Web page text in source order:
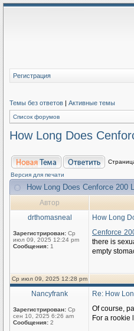
Регистрация
Темы без ответов | Активные темы
Список форумов
How Long Does
Версия для печати
How Long Does Cenforce 200
Автор
drthomasneal
Зарегистрирован: Ср
июл 09, 2025 12:24 pm
Сообщения: 1
How Long
Cenforce
there is
empty
Ср июл 09, 2025 12:28 pm
Nancyfrank
Зарегистрирован: Ср
сен 10, 2025 6:26 am
Сообщения: 2
Re: How
Of course,
For a rookie